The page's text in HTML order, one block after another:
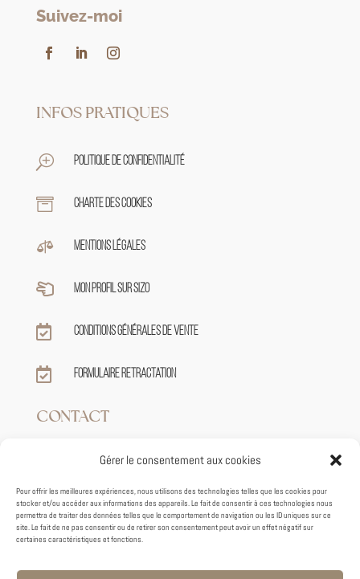
Gérer le consentement aux cookies
Pour offrir les meilleures expériences, nous utilisons des technologies telles que les cookies pour
stocker et/ou accéder aux informations des appareils. Le fait de consentir à ces technologies nous
permettra de traiter des données telles que le comportement de navigation ou les ID uniques sur ce
site. Le fait de ne pas consentir ou de retirer son consentement peut avoir un effet négatif sur
certaines caractéristiques et fonctions.
Suivez-moi
INFOS PRATIQUES
T Politique de confidentialité
 Charte des cookies
 Mentions légales
 Mon profil sur sizo
 Conditions générales de vente
 Formulaire retractation
CONTACT
+33 7 82 62 39 59
 contact@tiphaineroux.fr
95 VIEUX VHEMIN DE GRENADE